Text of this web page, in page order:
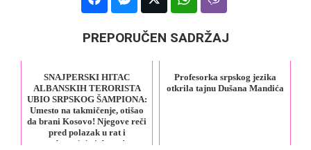
PREPORUČEN SADRŽAJ
SNAJPERSKI HITAC
ALBANSKIH TERORISTA
UBIO SRPSKOG ŠAMPIONA:
Umesto na takmičenje, otišao
da brani Kosovo! Njegove reči
pred polazak u rat i
odzvanjaju i danas!
Profesorka srpskog jezika
otkrila tajnu Dušana Mandića